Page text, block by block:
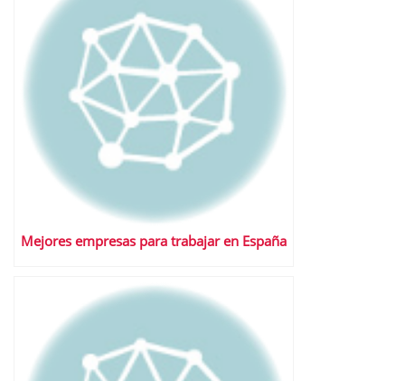
Mejores empresas para trabajar en España